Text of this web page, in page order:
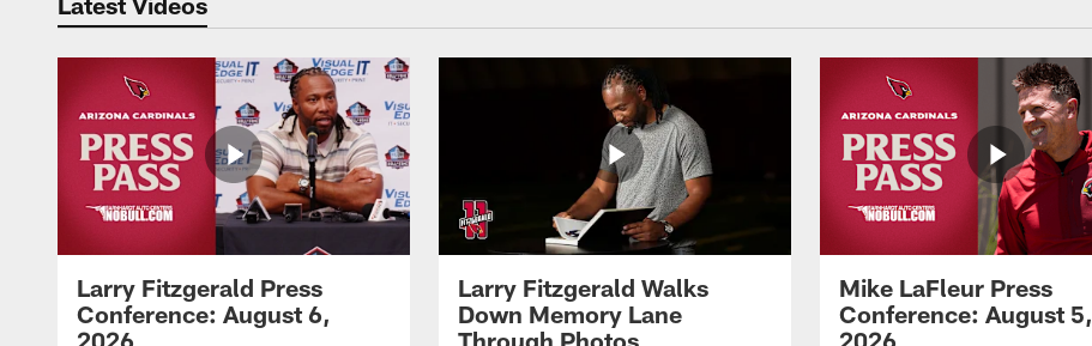
Larry Fitzgerald Press
Conference: August 6,
Larry Fitzgerald Walks
Down Memory Lane
Mike LaFleur Press
Conference: August 5,